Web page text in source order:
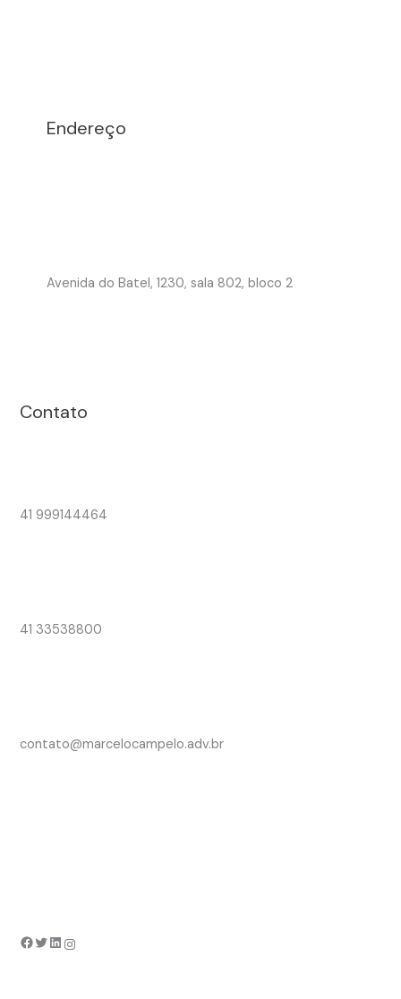
Endereço
Avenida do Batel, 1230, sala 802, bloco 2
Contato
41 999144464
41 33538800
contato@marcelocampelo.adv.br